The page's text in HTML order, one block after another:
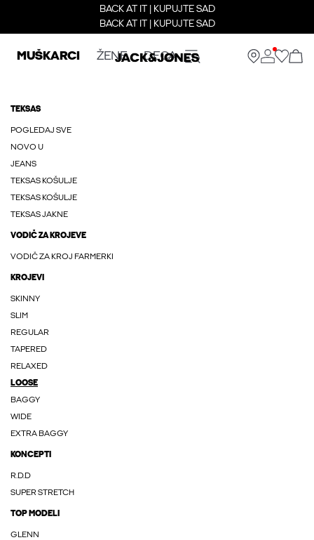
BACK AT IT | KUPUJTE SAD
BACK AT IT | KUPUJTE SAD
MUŠKARCI ŽENE DECA
TEKSAS
POGLEDAJ SVE
NOVO U
JEANS
TEKSAS KOŠULJE
TEKSAS KOŠULJE
TEKSAS JAKNE
VODIČ ZA KROJEVE
VODIČ ZA KROJ FARMERKI
KROJEVI
SKINNY
SLIM
REGULAR
TAPERED
RELAXED
LOOSE
BAGGY
WIDE
EXTRA BAGGY
KONCEPTI
R.D.D
SUPER STRETCH
TOP MODELI
GLENN